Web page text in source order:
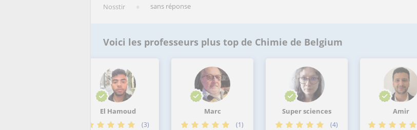
Nosstir
sans réponse
Voici les professeurs plus top de Chimie de Belgium
El Hamoud
(3)
Marc
(1)
Super sciences
(4)
Amir
(21)